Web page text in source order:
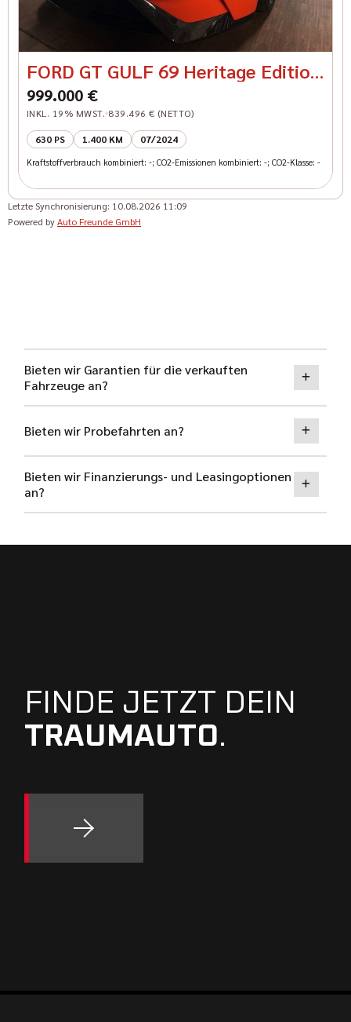
FORD GT GULF 69 Heritage Edition
Carbon Felgen
999.000 €
INKL. 19% MWST. 839.496 € (NETTO)
630 PS 1.400 KM 07/2024
Kraftstoffverbrauch kombiniert: -; CO2-Emissionen kombiniert: -; CO2-Klasse: -
Letzte Synchronisierung: 10.08.2026 11:09
Powered byAuto Freunde GmbH
Bieten wir Garantien für die verkauften
Fahrzeuge an?
Bieten wir Probefahrten an?
Bieten wir Finanzierungs- und Leasingoptionen
an?
FINDE JETZT DEIN
TRAUMAUTO.